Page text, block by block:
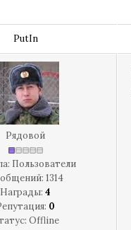
PutIn
Рядовой
Пользователи
1314
Награды: 4
0
Offline